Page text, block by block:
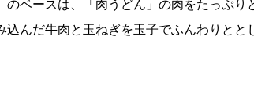
のベースは、「肉うどん」の肉をたっぷ
込んだ牛肉と玉ねぎを玉子でふんわりと